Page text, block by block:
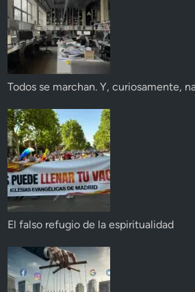
Todos se marchan. Y, curiosamente,
El falso refugio de la espiritualidad